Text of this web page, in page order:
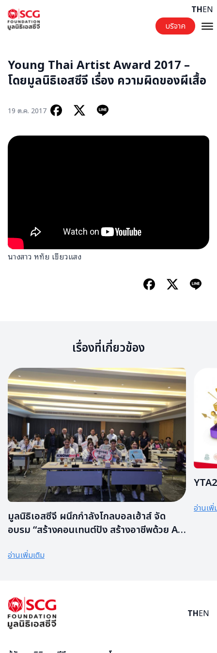
บริจาค
THEN
Young Thai Artist Award 2017 –
โดยมูลนิธิเอสซีจี เรื่อง ความผิดของผีเสื้อ
19 ต.ค. 2017
นางสาว หทัย เขียวแสง
เรื่องที่เกี่ยวข้อง
มูลนิธิเอสซีจี ผนึกกำลังโกลบอลเฮ้าส์ จัด
อบรม “สร้างคอนเทนต์ปัง สร้างอาชีพด้วย AI
แห่งอนาคต
อ่านเพิ่มเติม
อ่านเพิ่
THEN